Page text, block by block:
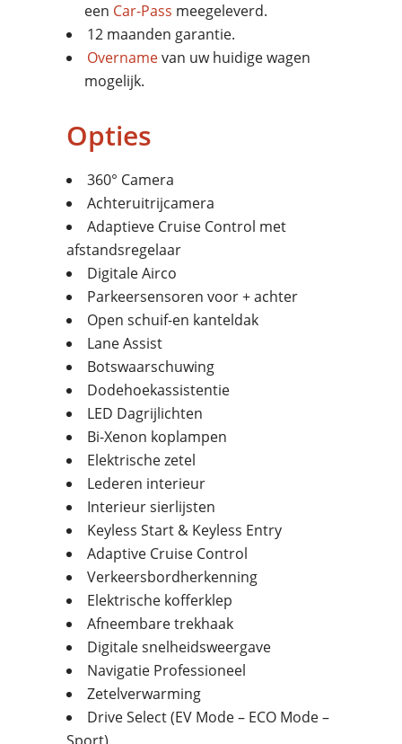
een Car-Pass meegeleverd.
12 maanden garantie.
Overnamevan uw huidige wagen
mogelijk.
Opties
360° Camera
Achteruitrijcamera
Adaptieve Cruise Control met
afstandsregelaar
Digitale Airco
Parkeersensoren voor + achter
Open schuif-en kanteldak
Lane Assist
Botswaarschuwing
Dodehoekassistentie
LED Dagrijlichten
Bi-Xenon koplampen
Elektrische zetel
Lederen interieur
Interieur sierlijsten
Keyless Start & Keyless Entry
Adaptive Cruise Control
Verkeersbordherkenning
Elektrische kofferklep
Afneembare trekhaak
Digitale snelheidsweergave
Navigatie Professioneel
Zetelverwarming
Drive Select (EV Mode – ECO Mode –